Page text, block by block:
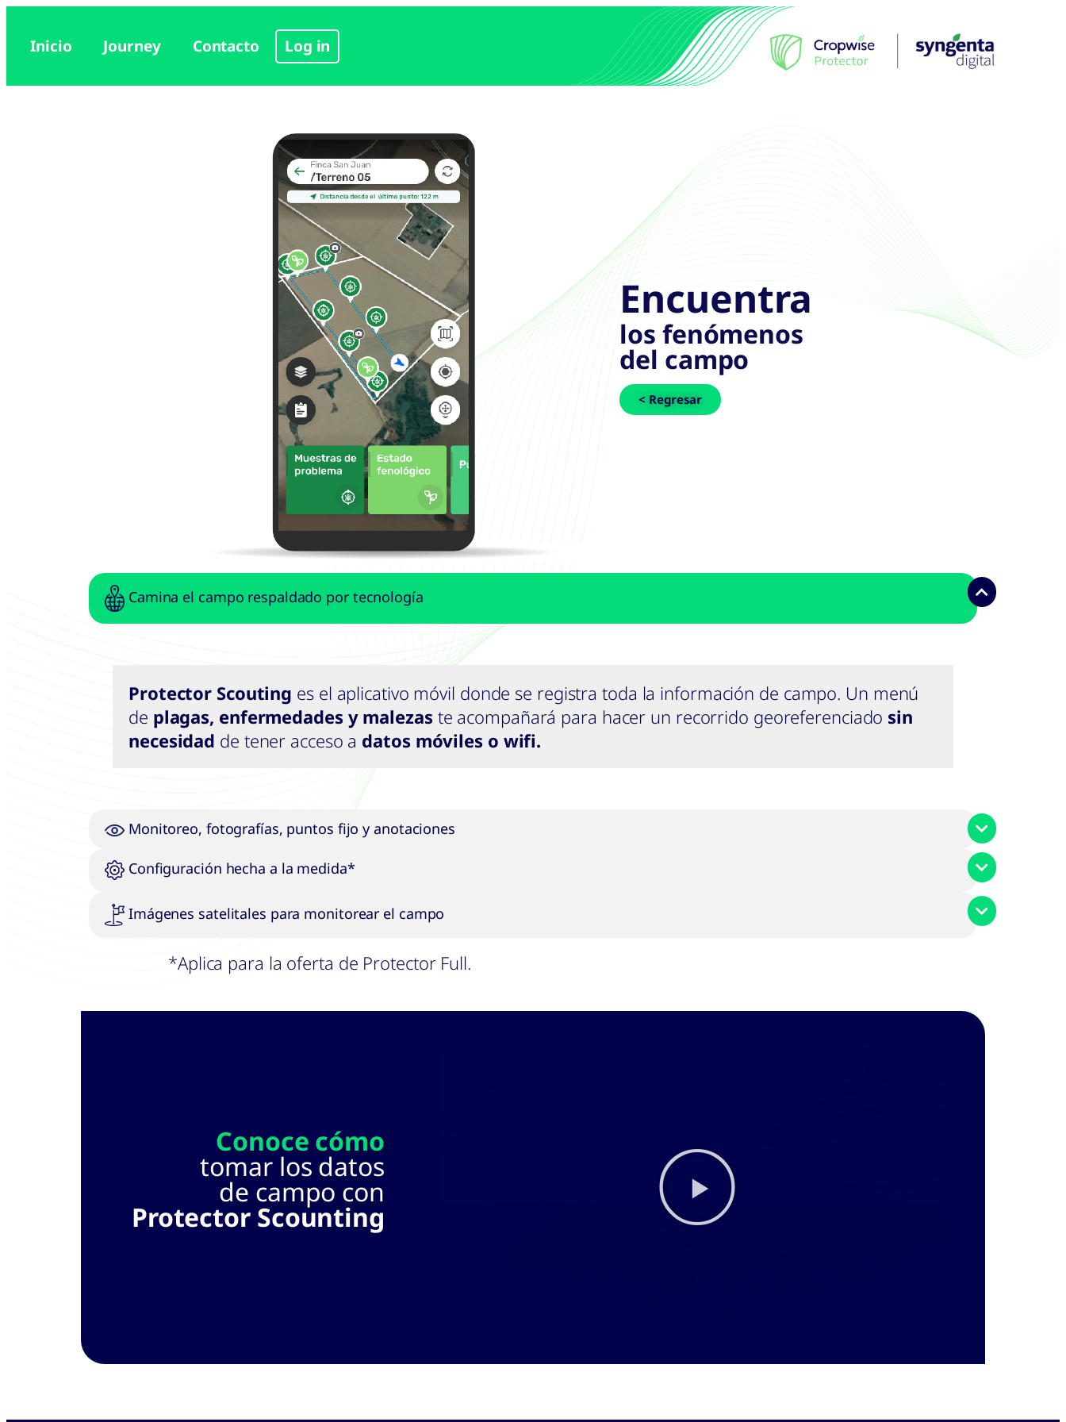
Inicio Journey Contacto Log in
Encuentra
los fenómenos
del campo
< Regresar
Camina el campo respaldado por tecnología
Protector Scouting es el aplicativo móvil donde se registra toda la información de campo. Un menú
de plagas, enfermedades y malezas te acompañará para hacer un recorrido georeferenciado sin
necesidad de tener acceso a datos móviles o wifi.
Monitoreo, fotografías, puntos fijo y anotaciones
Configuración hecha a la medida*
Imágenes satelitales para monitorear el campo
*Aplica para la oferta de Protector Full.
Conoce cómo
tomar los datos
de campo con
Protector Scounting